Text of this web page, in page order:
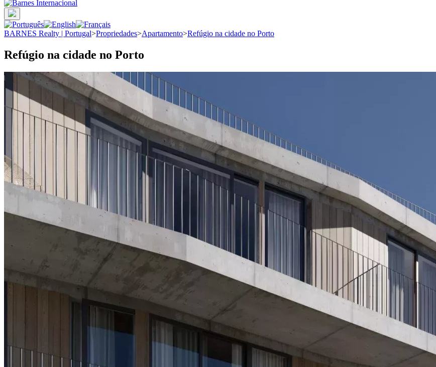
BARNES Realty | Portugal>Propriedades>Apartamento>Refúgio na cidade no Porto
Refúgio na cidade no Porto